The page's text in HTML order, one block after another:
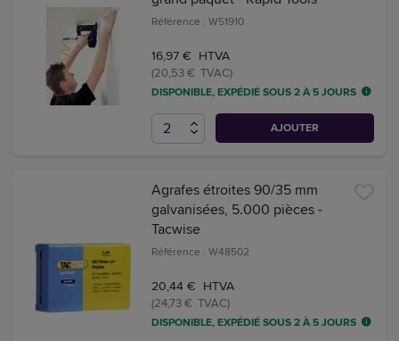
Référence : W51910
16,97 € HTVA
(20,53 € TVAC)
DISPONIBLE, EXPÉDIÉ SOUS 2 À 5 JOURS
AJOUTER
Agrafes étroites 90/35 mm
galvanisées, 5.000 pièces -
Tacwise
Référence : W48502
20,44 € HTVA
(24,73 € TVAC)
DISPONIBLE, EXPÉDIÉ SOUS 2 À 5 JOURS